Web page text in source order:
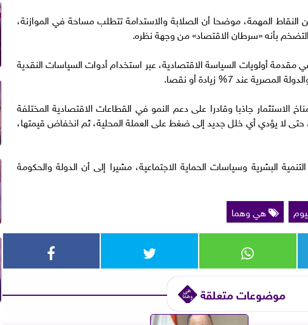
النقاط المهمة، موضحا أن الصلابة والاستدامة تتطلب مساحة في الموازنة،
بأنه «سرطان الاقتصاد» من وجهة نظره.
أولويات السياسة الاقتصادية، عبر استخدام أدوات السياسات النقدية
عند 7% زيادة أو نقصا.
الاستثمار جاذبا وقادرا على دعم النمو في القطاعات الاقتصادية المختلفة
لا يؤدي أي خلل جديد إلى ضغط على العملة المحلية، ثم انخفاض قيمتها،
البشرية وسياسات الحماية الاجتماعية، مشيرا إلى أن الدولة والحكومة
هي وهما
موضوعات متعلقة